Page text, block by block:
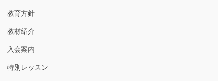
教育方針
教材紹介
入会案内
特別レッスン